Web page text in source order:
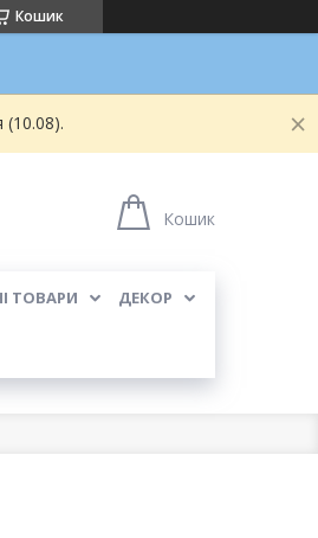
Кошик
Кошик
ТОВАРИ ДЕКОР